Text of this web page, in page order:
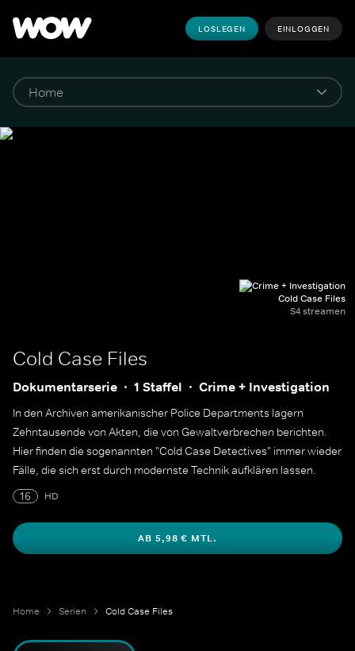
LOSLEGEN EINLOGGEN
Cold Case Files
S4 streamen
Cold Case Files
Dokumentarserie 1 Staffel Crime + Investigation
In den Archiven amerikanischer Police Departments lagern
Zehntausende von Akten, die von Gewaltverbrechen berichten.
Hier finden die sogenannten "Cold Case Detectives" immer wieder
Fälle, die sich erst durch modernste Technik aufklären lassen.
16
HD
AB 5,98 € MTL.
Home Serien Cold Case Files